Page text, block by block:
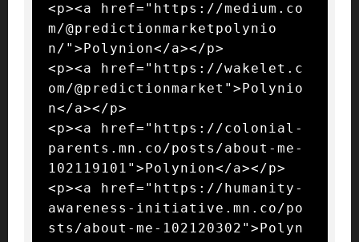
<p><a href="https://medium.co
m/@predictionmarketpolynio
n/">Polynion</a></p>
<p><a href="https://wakelet.c
om/@predictionmarket">Polynio
n</a></p>
<p><a href="https://colonial-
parents.mn.co/posts/about-me-
102119101">Polynion</a></p>
<p><a href="https://humanity-
awareness-initiative.mn.co/po
sts/about-me-102120302">Polyn